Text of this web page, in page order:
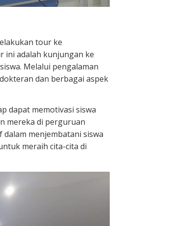
tour ke
ini adalah kunjungan ke
Melalui pengalaman
dan berbagai aspek
dapat memotivasi siswa
mereka di perguruan
menjembatani siswa
meraih cita-cita di